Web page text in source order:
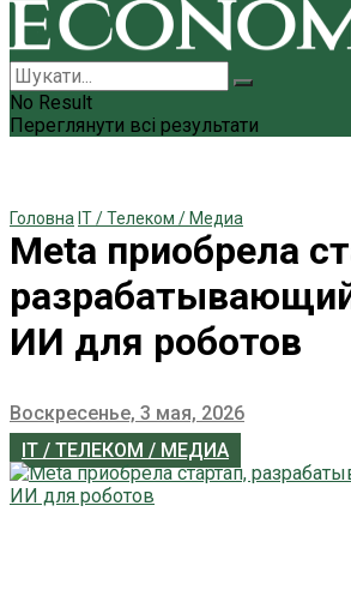
No Result
Переглянути всі результати
Головна IT / Телеком / Медиа
Meta приобрела
ИИ для роботов
Воскресенье, 3 мая, 2026
IT / ТЕЛЕКОМ / МЕДИА